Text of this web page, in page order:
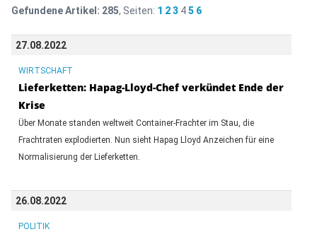
Gefundene Artikel: 285, Seiten: 1 2 3 4 5 6
27.08.2022
WIRTSCHAFT
Lieferketten: Hapag-Lloyd-Chef verkündet Ende der
Krise
Über Monate standen weltweit Container-Frachter im Stau, die
Frachtraten explodierten. Nun sieht Hapag Lloyd Anzeichen für eine
Normalisierung der Lieferketten.
26.08.2022
POLITIK